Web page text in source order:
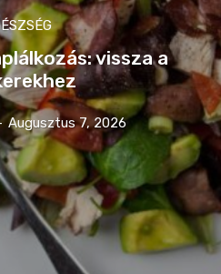
vissza a
Augusztus 7, 2026